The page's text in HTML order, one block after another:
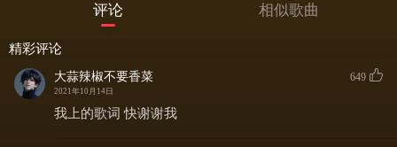
因为刚好遇见你
评论 相似歌曲
精彩评论
大蒜辣椒不要香菜
2021年10月14日
649
我上的歌词 快谢谢我